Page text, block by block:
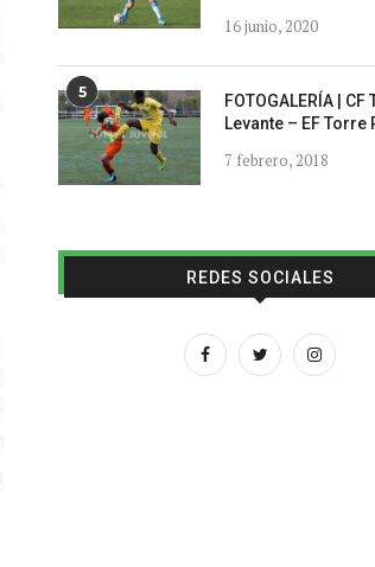
16 junio, 2020
5
FOTOGALERÍA | CF
Levante – EF Torre
7 febrero, 2018
REDES SOCIALES